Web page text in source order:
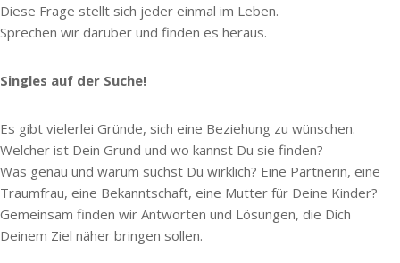
Diese Frage stellt sich jeder einmal im Leben.
Sprechen wir darüber und finden es heraus.
Singles auf der Suche!
Es gibt vielerlei Gründe, sich eine Beziehung zu wünschen.
Welcher ist Dein Grund und wo kannst Du sie finden?
Was genau und warum suchst Du wirklich? Eine Partnerin, eine
Traumfrau, eine Bekanntschaft, eine Mutter für Deine Kinder?
Gemeinsam finden wir Antworten und Lösungen, die Dich
Deinem Ziel näher bringen sollen.